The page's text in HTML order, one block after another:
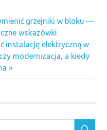
grzejniki w bloku —
wskazówki
instalację elektryczną w
modernizacja, a kiedy